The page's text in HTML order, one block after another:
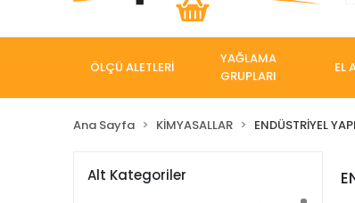
ÖLÇÜ ALETLERİ
YAĞLAMA
GRUPLARI
EL
Ana Sayfa KİMYASALLAR ENDÜSTRİYEL
Alt Kategoriler